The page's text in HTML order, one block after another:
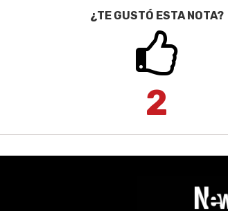
¿TE GUSTÓ ESTA NOTA?
2